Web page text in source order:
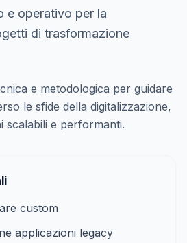
e operativo per la
di trasformazione
e metodologica per guidare
le sfide della digitalizzazione,
scalabili e performanti.
custom
applicazioni legacy